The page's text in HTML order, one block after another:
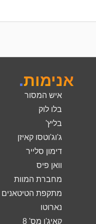
אנימות.
איש המסור
בלו לוק
בליץ'
ג'וג'וטסו קאיזן
דימון סלייר
וואן פיס
מחברת המוות
מתקפת הטיטאנים
נארוטו
קאיג'ו מס' 8